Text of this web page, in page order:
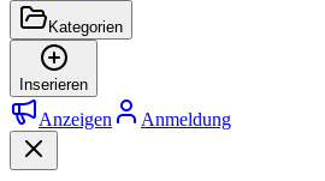
Kategorien
Inserieren
Anzeigen Anmeldung